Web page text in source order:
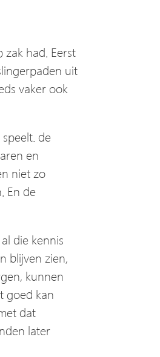
had. Eerst
uit
vaker ook
de
en
niet zo
En de
die kennis
blijven zien,
kunnen
goed kan
dat
later